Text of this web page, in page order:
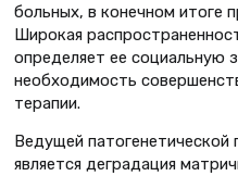
больных, в конечном итоге
Широкая
определяет ее социальную
необходимость
терапии.
Ведущей патогенетической
является деградация